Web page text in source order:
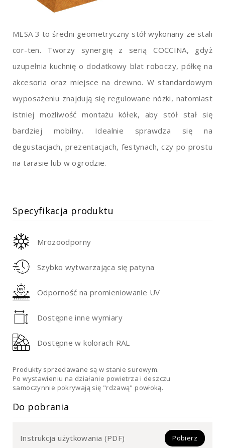
MESA 3 to średni geometryczny stół wykonany ze stali
cor-ten. Tworzy synergię z serią COCCINA, gdyż
uzupełnia kuchnię o dodatkowy blat roboczy, półkę na
akcesoria oraz miejsce na drewno. W standardowym
wyposażeniu znajdują się regulowane nóżki, natomiast
istniej możliwość montażu kółek, aby stół stał się
bardziej mobilny. Idealnie sprawdza się na
degustacjach, prezentacjach, festynach, czy po prostu
na tarasie lub w ogrodzie.
Specyfikacja produktu
Mrozoodporny
Szybko wytwarzająca się patyna
Odporność na promieniowanie UV
Dostępne inne wymiary
Dostępne w kolorach RAL
Produkty sprzedawane są w stanie surowym.
Po wystawieniu na działanie powietrza i deszczu
samoczynnie pokrywają się "rdzawą" powłoką.
Do pobrania
Instrukcja użytkowania (PDF) Pobierz